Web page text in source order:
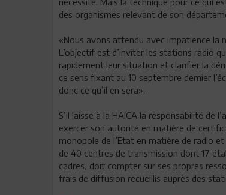
des organismes relevant de son
«Nous avons attendu avec impatience la
L’objectif est d’inviter les stations radio
rapidement leur situation et clarifier la
ce sens fixant au 10 septembre dernier
donc ce qu’il en sera».
S’il laisse à la HAICA la responsabilité
exercer son autorité en matière de
monopole de l’Etat en matière de radio
de 40 centres de transmission dont 17
cadres, doit compter sur ses propres
frais de diffusion recueillis auprès des